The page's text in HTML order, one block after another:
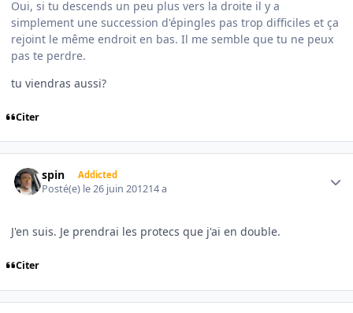
Oui, si tu descends un peu plus vers la droite il y a
simplement une succession d'épingles pas trop difficiles et ça
rejoint le même endroit en bas. Il me semble que tu ne peux
pas te perdre.
tu viendras aussi?
Citer
spin Addicted
Posté(e) le 26 juin 201214 a
J'en suis. Je prendrai les protecs que j'ai en double.
Citer